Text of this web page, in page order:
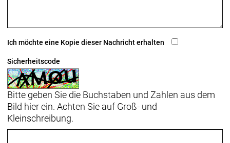
Ich möchte eine Kopie dieser Nachricht erhalten
Sicherheitscode
Bitte geben Sie die Buchstaben und Zahlen aus dem
Bild hier ein. Achten Sie auf Groß- und
Kleinschreibung.